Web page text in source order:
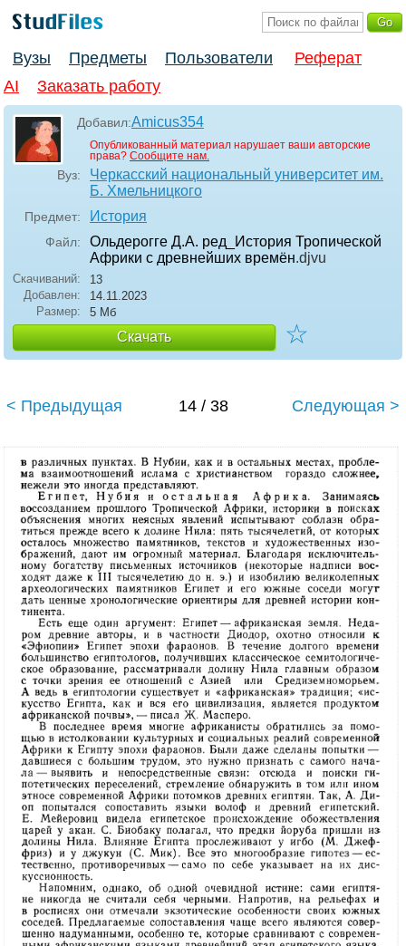
Вузы Предметы Пользователи
Реферат
AI
Заказать работу
Добавил:Amicus354
Опубликованный материал нарушает ваши авторские
права? Сообщите нам.
Вуз:
Черкасский национальный университет им.
Б. Хмельницкого
Предмет: История
Файл:
Ольдерогге Д.А. ред_История Тропической
Африки с древнейших времён.djvu
Скачиваний:
13
Добавлен:
14.11.2023
Размер:
5 Мб
Скачать ☆
< Предыдущая 14 / 38 Следующая >